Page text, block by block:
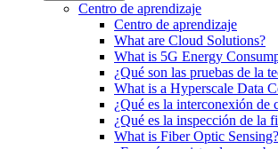
Centro de aprendizaje
Centro de aprendizaje
What are Cloud Solutions?
What is 5G Energy
¿Qué son las pruebas de la
What is a Hyperscale Data
¿Qué es la interconexión de
¿Qué es la inspección de la
What is Fiber Optic Sensing?